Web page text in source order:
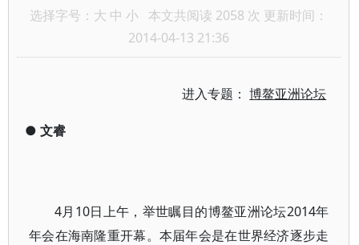
选择字号： 大 中 小 本文共阅读 2058 次 更新时间：
2014-04-13 21:36
进入专题：博鳌亚洲论坛
● 文睿
4月10日上午，举世瞩目的博鳌亚洲论坛2014年
年会在海南隆重开幕。本届年会是在世界经济逐步走